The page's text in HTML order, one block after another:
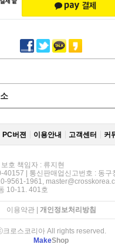
PC버젼 이용안내 고객센터 커
호 책임자 : 류지현
40157 | 통신판매업신고번호 : 동
9561-1961,
10-11. 401호
이용약관| 개인정보처리방침
로스코리아 All rights reserved.
MakeShop